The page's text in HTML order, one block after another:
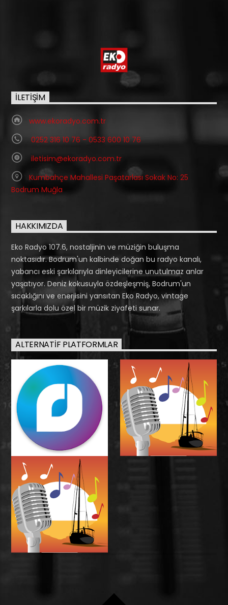
İLETIŞIM
www.ekoradyo.com.tr
0252 316 10 76 - 0533 600 10 76
iletisim@ekoradyo.com.tr
Kumbahçe Mahallesi Paşatarlası Sokak No: 25
Bodrum Muğla
HAKKIMIZDA
Eko Radyo 107.6, nostaljinin ve müziğin buluşma
noktasıdır. Bodrum'un kalbinde doğan bu radyo kanalı,
yabancı eski şarkılarıyla dinleyicilerine unutulmaz anlar
yaşatıyor. Deniz kokusuyla özdeşleşmiş, Bodrum'un
sıcaklığını ve enerjisini yansıtan Eko Radyo, vintage
şarkılarla dolu özel bir müzik ziyafeti sunar.
ALTERNATIF PLATFORMLAR